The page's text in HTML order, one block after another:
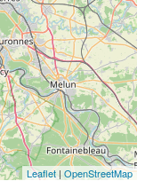
Leaflet|OpenStreetMap